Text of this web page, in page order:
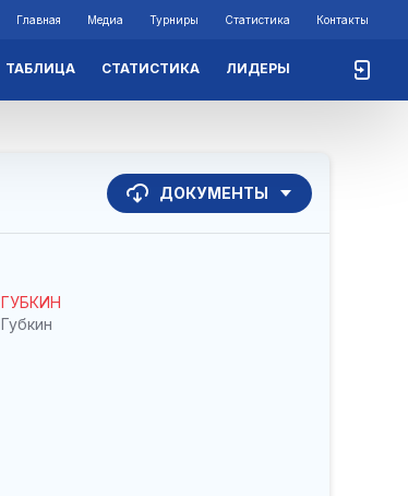
Главная Медиа Турниры Статистика Контакты
ТАБЛИЦА СТАТИСТИКА ЛИДЕРЫ
ДОКУМЕНТЫ
ГУБКИН
Губкин